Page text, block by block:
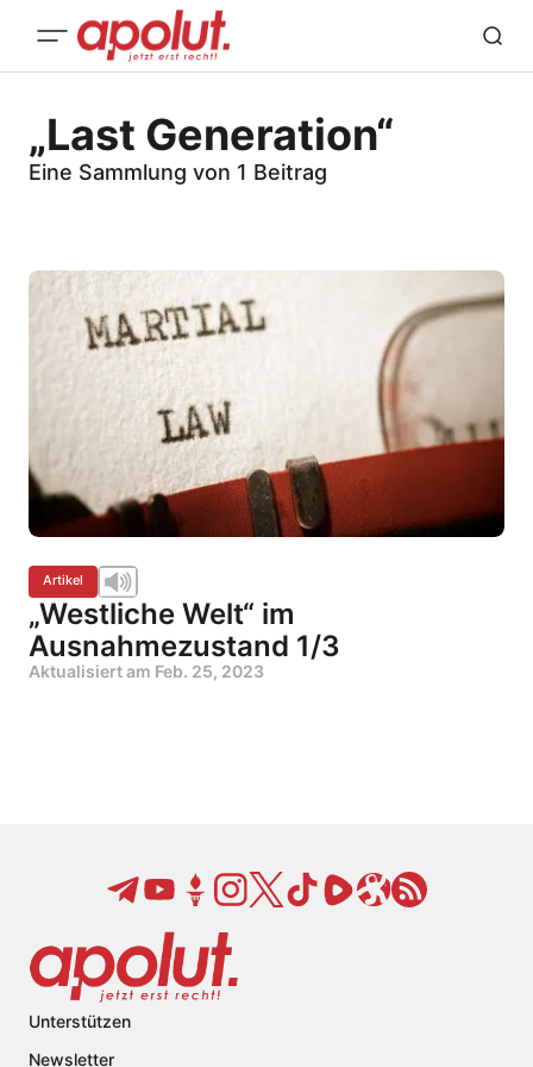
„Last Generation“
Eine Sammlung von 1 Beitrag
Artikel
„Westliche Welt“ im
Ausnahmezustand 1/3
Aktualisiert am Feb. 25, 2023
Unterstützen
Newsletter